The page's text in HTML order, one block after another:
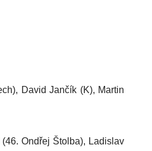
David Jančík (K), Martin
Ondřej Štolba), Ladislav